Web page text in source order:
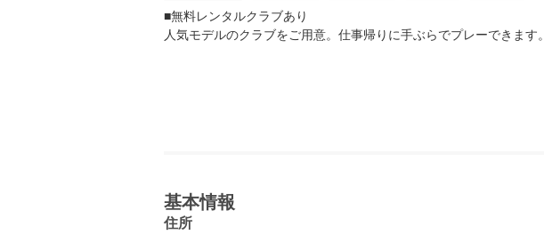
■無料レンタルクラブあり
人気モデルのクラブをご用意。仕事帰りに手ぶらでプレーできます。
基本情報
住所